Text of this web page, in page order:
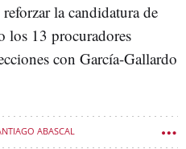
la candidatura de
los 13 procuradores
con García-Gallardo
ABASCAL